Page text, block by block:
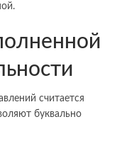
считается
буквально